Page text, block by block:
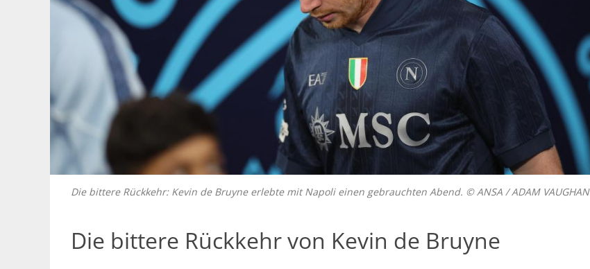
Die bittere Rückkehr: Kevin de Bruyne erlebte mit Napoli einen gebrauchten Abend. © ANSA / ADAM VAUGHAN
Die bittere Rückkehr von Kevin de Bruyne